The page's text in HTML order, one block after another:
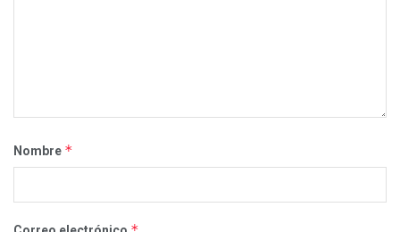
Nombre *